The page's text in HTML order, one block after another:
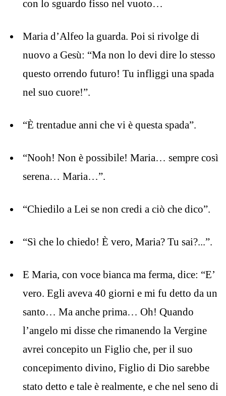
con lo sguardo fisso nel vuoto…
Maria d’Alfeo la guarda. Poi si rivolge di
nuovo a Gesù: “Ma non lo devi dire lo stesso
questo orrendo futuro! Tu infliggi una spada
nel suo cuore!”.
“È trentadue anni che vi è questa spada”.
“Nooh! Non è possibile! Maria… sempre così
serena… Maria…”.
“Chiedilo a Lei se non credi a ciò che dico”.
“Sì che lo chiedo! È vero, Maria? Tu sai?...”.
E Maria, con voce bianca ma ferma, dice: “E’
vero. Egli aveva 40 giorni e mi fu detto da un
santo… Ma anche prima… Oh! Quando
l’angelo mi disse che rimanendo la Vergine
avrei concepito un Figlio che, per il suo
concepimento divino, Figlio di Dio sarebbe
stato detto e tale è realmente, e che nel seno di